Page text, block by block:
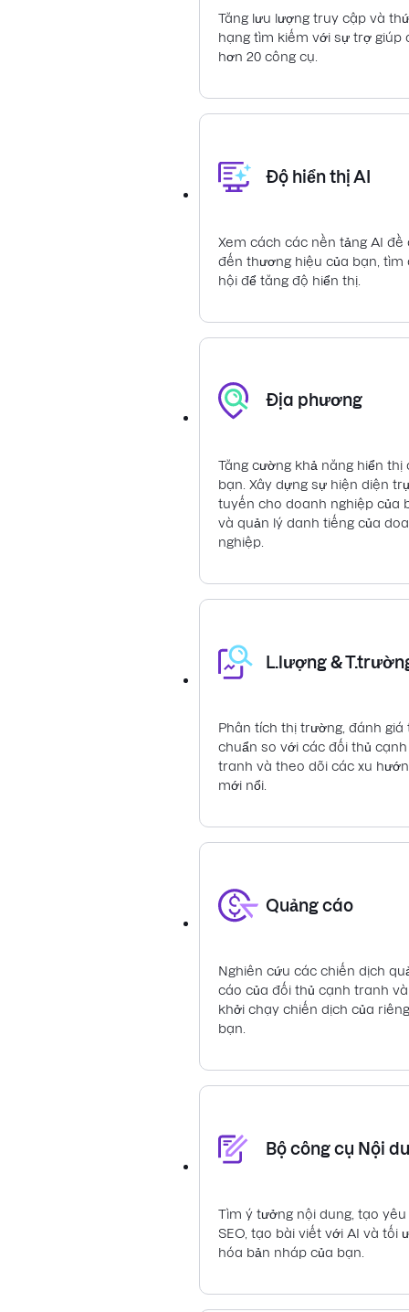
Tăng lưu lượng truy cập và thứ
hạng tìm kiếm với sự trợ giúp
hơn 20 công cụ.
Độ hiển thị AI
Xem cách các nền tảng AI đề
đến thương hiệu của bạn, tìm
hội để tăng độ hiển thị.
Địa phương
Tăng cường khả năng hiển thị
bạn. Xây dựng sự hiện diện
tuyến cho doanh nghiệp của
và quản lý danh tiếng của
nghiệp.
L.lượng &
Phân tích thị trường, đánh giá
chuẩn so với các đối thủ cạnh
tranh và theo dõi các xu
mới nổi.
Quảng cáo
Nghiên cứu các chiến dịch
cáo của đối thủ cạnh tranh và
khởi chạy chiến dịch của riêng
bạn.
Bộ công cụ Nội
Tìm ý tưởng nội dung, tạo
SEO, tạo bài viết với AI và tối
hóa bản nháp của bạn.